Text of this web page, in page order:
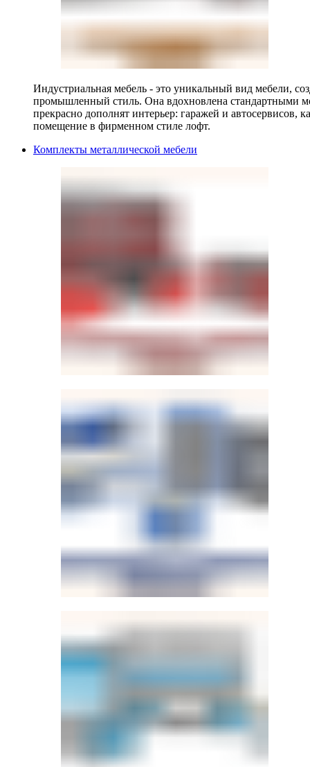
Индустриальная мебель - это уникальный вид мебели,
промышленный стиль. Она вдохновлена стандартными
прекрасно дополнят интерьер: гаражей и автосервисов,
помещение в фирменном стиле лофт.
Комплекты металлической мебели